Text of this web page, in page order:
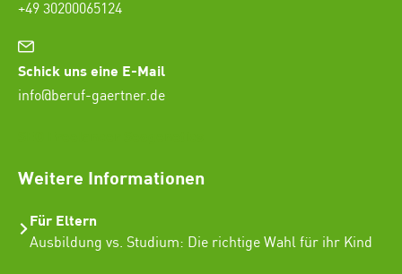
+49 30200065124
Schick uns eine E-Mail
info@beruf-gaertner.de
Weitere Informationen
Für Eltern
Ausbildung vs. Studium: Die richtige Wahl für ihr Kind